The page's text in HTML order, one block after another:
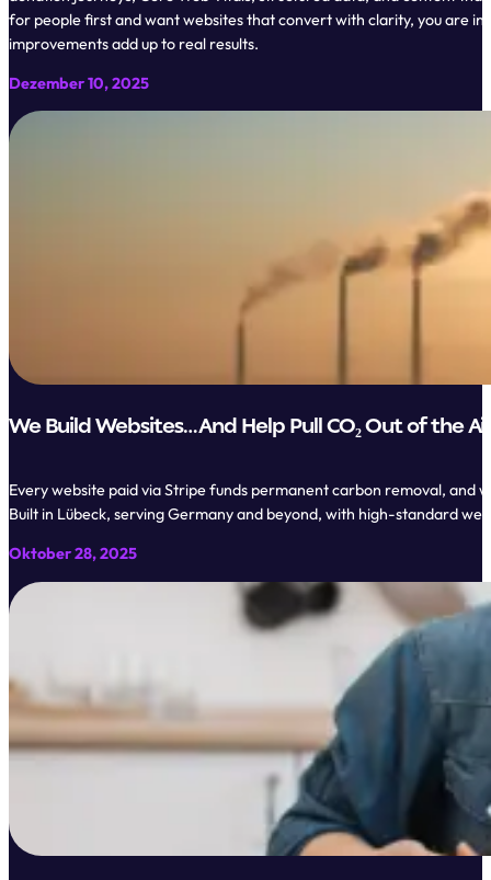
for people first and want websites that convert with clarity, you are
improvements add up to real results.
Dezember 10, 2025
We Build Websites…And Help Pull CO₂ Out of the
Every website paid via Stripe funds permanent carbon removal, and
Built in Lübeck, serving Germany and beyond, with high-standard
Oktober 28, 2025